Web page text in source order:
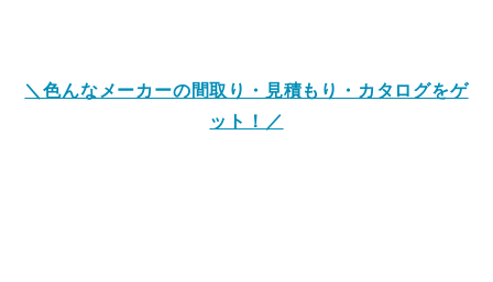
＼色んなメーカーの間取り・見積もり・カタログをゲ
ット！／